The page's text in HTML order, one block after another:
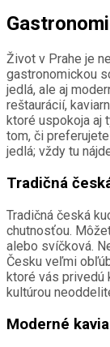
Život v Prahe je
gastronomickou
jedlá, ale aj
reštaurácií,
ktoré uspokoja aj
tom, či
jedlá; vždy tu
Tradičná
Tradičná česká
chutnosťou.
alebo svíčková.
Česku veľmi
ktoré vás privedú
kultúrou
Moderné